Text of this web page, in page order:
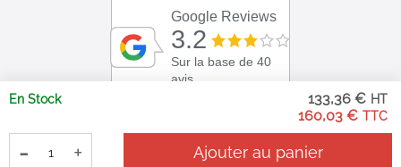
160,03 €
133,36 €
En Stock
- + Ajouter au panier
Google Reviews
3.2
Sur la base de 40
avis